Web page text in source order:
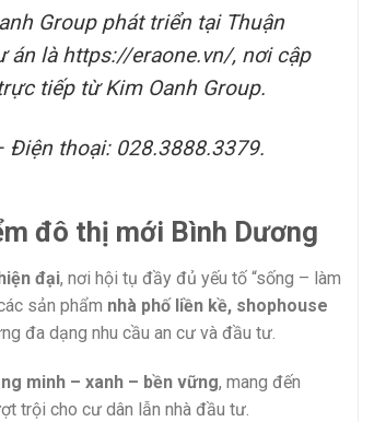
Group phát triển tại Thuận
án là https://eraone.vn/, nơi cập
tiếp từ Kim Oanh Group.
thoại: 028.3888.3379.
đô thị mới Bình Dương
đại, nơi hội tụ đầy đủ yếu tố “sống – làm
sản phẩm nhà phố liền kề, shophouse
đa dạng nhu cầu an cư và đầu tư.
minh – xanh – bền vững, mang đến
trội cho cư dân lẫn nhà đầu tư.